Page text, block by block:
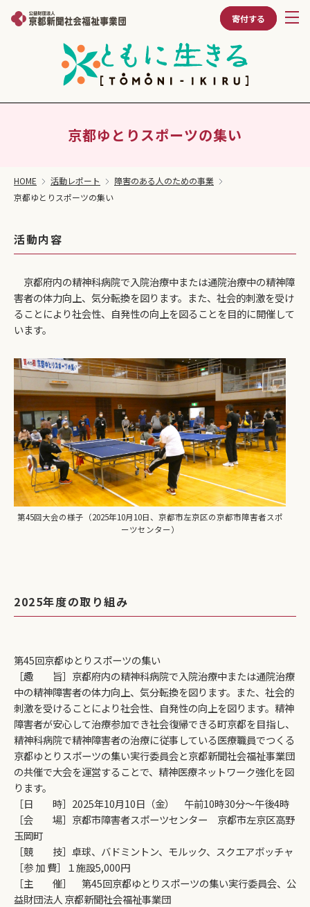
寄付する
京都ゆとりスポーツの集い
HOME 活動レポート
障害のある人のための事業
京都ゆとりスポーツの集い
活動内容
京都府内の精神科病院で入院治療中または通院治療中の精神障
害者の体力向上、気分転換を図ります。また、社会的刺激を受け
ることにより社会性、自発性の向上を図ることを目的に開催して
います。
第45回大会の様子（2025年10月10日、京都市左京区の京都市障害者スポ
ーツセンター）
2025年度の取り組み
第45回京都ゆとりスポーツの集い
［趣 旨］京都府内の精神科病院で入院治療中または通院治療
中の精神障害者の体力向上、気分転換を図ります。また、社会的
刺激を受けることにより社会性、自発性の向上を図ります。精神
障害者が安心して治療参加でき社会復帰できる町京都を目指し、
精神科病院で精神障害者の治療に従事している医療職員でつくる
京都ゆとりスポーツの集い実行委員会と京都新聞社会福祉事業団
の共催で大会を運営することで、精神医療ネットワーク強化を図
ります。
［日 時］2025年10月10日（金） 午前10時30分～午後4時
［会 場］京都市障害者スポーツセンター 京都市左京区高野
玉岡町
［競 技］卓球、バドミントン、モルック、スクエアボッチャ
［参 加 費］１施設5,000円
［主 催］ 第45回京都ゆとりスポーツの集い実行委員会、公
益財団法人 京都新聞社会福祉事業団